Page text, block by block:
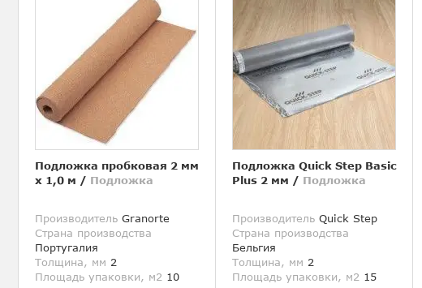
Подложка пробковая 2 мм
х 1,0 м / Подложка
Производитель Granorte
Страна производства
Португалия
Толщина, мм 2
Площадь упаковки, м2 10
Подложка Quick Step Basic
Plus 2 мм / Подложка
Производитель Quick Step
Страна производства
Бельгия
Толщина, мм 2
Площадь упаковки, м2 15